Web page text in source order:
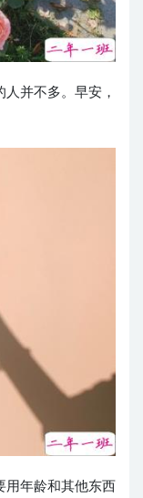
并不多。早安，
用年龄和其他东西